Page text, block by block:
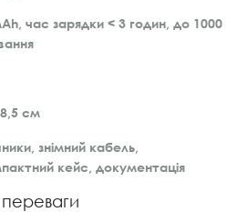
час зарядки < 3 годин, до 1000
см
знімний кабель,
кейс, документація